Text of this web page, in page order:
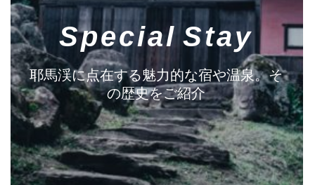
Special Stay
耶馬渓に点在する魅力的な宿や温泉。そ
の歴史をご紹介